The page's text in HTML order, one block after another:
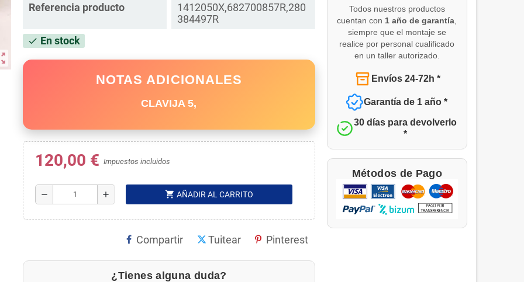
Referencia producto
1412050X,682700857R,280
384497R
check En stock
NOTAS ADICIONALES
CLAVIJA 5,
120,00 € Impuestos incluidos
remove add shopping_cart AÑADIR AL CARRITO
Compartir Tuitear Pinterest
¿Tienes alguna duda?
Todos nuestros productos
cuentan con 1 año de garantía
siempre que el montaje se
realice por personal cualificado
en un taller autorizado.
Envíos 24-72h *
Garantía de 1 año *
30 días para devolverlo
*
Métodos de Pago